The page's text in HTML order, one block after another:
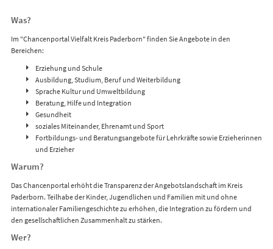
Was?
Im "Chancenportal Vielfalt Kreis Paderborn" finden Sie Angebote in den
Bereichen:
Erziehung und Schule
Ausbildung, Studium, Beruf und Weiterbildung
Sprache Kultur und Umweltbildung
Beratung, Hilfe und Integration
Gesundheit
soziales Miteinander, Ehrenamt und Sport
Fortbildungs- und Beratungsangebote für Lehrkräfte sowie Erzieherinnen
und Erzieher
Warum?
Das Chancenportal erhöht die Transparenz der Angebotslandschaft im Kreis
Paderborn. Teilhabe der Kinder, Jugendlichen und Familien mit und ohne
internationaler Familiengeschichte zu erhöhen, die Integration zu fördern und
den gesellschaftlichen Zusammenhalt zu stärken.
Wer?